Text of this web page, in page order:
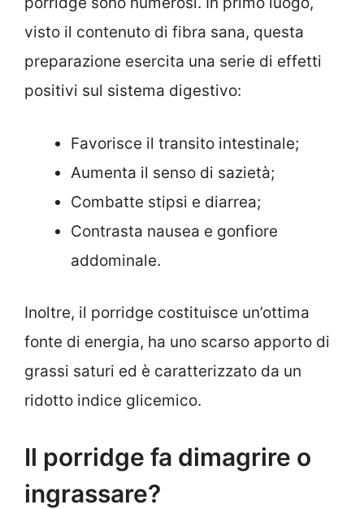
visto il contenuto di fibra sana, questa
preparazione esercita una serie di effetti
positivi sul sistema digestivo:
Favorisce il transito intestinale;
Aumenta il senso di sazietà;
Combatte stipsi e diarrea;
Contrasta nausea e gonfiore
addominale.
Inoltre, il porridge costituisce un’ottima
fonte di energia, ha uno scarso apporto di
grassi saturi ed è caratterizzato da un
ridotto indice glicemico.
Il porridge fa dimagrire o
ingrassare?